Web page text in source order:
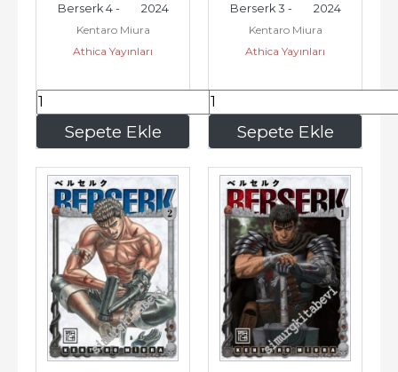
Sepete Ekle
Berserk 4 -        2024
Kentaro Miura
Athica Yayınları
195,00 Sepete Ekle
Berserk 3 -        2024
Kentaro Miura
Athica Yayınları
195,00